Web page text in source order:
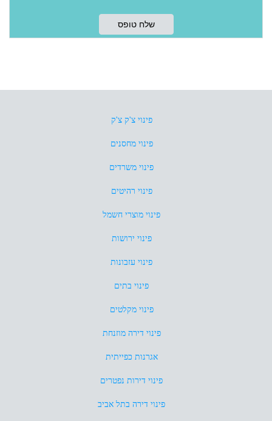
פינוי צ'ק צ'ק
פינוי מחסנים
פינוי משרדים
פינוי רהיטים
פינוי מוצרי חשמל
פינוי ירושות
פינוי עזבונות
פינוי בתים
פינוי מקלטים
פינוי דירה מוזנחת
אגרנות כפייתית
פינוי דירות נפטרים
פינוי דירה בתל אביב